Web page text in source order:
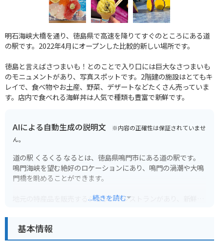
明石海峡大橋を通り、徳島県で高速を降りてすぐのところにある道
の駅です。2022年4月にオープンした比較的新しい場所です。
徳島と言えばさつまいも！とのことで入り口には巨大なさつまいも
のモニュメントがあり、写真スポットです。2階建の施設はとてもキ
レイで、食べ物やお土産、野菜、デザートなどたくさん売っていま
す。店内で食べれる海鮮丼は人気で種類も豊富で新鮮です。
AIによる自動生成の説明文 ※内容の正確性は保証されていませ
ん。
道の駅 くるくる なるとは、徳島県鳴門市にある道の駅です。
鳴門海峡を望む絶好のロケーションにあり、鳴門の渦潮や大鳴
門橋を眺めることができます。
地元の特産品を販売するショップやレストランがあり、新鮮な
味わえない人気商品です。
...続きを読む
基本情報